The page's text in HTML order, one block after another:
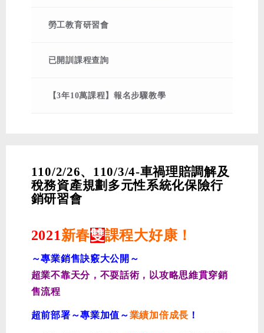
勞工教育研習會
已開訓課程查詢
【3年10萬課程】報名步驟教學
110/2/26、110/3/4-車禍理賠調解及
稅務資產規劃多元性系統化保險行
銷研習會
2021新春雙課程大好康！
～專業銷售訣竅大公開～
超業不靠天分，不耍話術，以攻略思維貫穿銷
售流程
超前部署～專業加值～業績加倍成長 ！